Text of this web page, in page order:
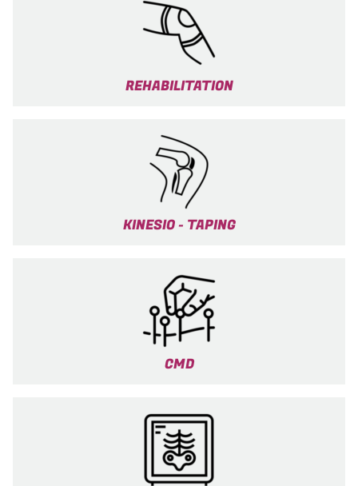
REHABILITATION
KINESIO - TAPING
CMD